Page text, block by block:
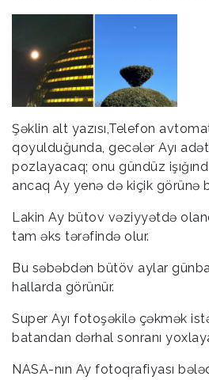
Şəklin alt yazısı,Telefon
qoyulduğunda, gecələr Ayı
pozlayacaq; onu gündüz
ancaq Ay yenə də kiçik görünə
Lakin Ay bütov vəziyyətdə
tam əks tərəfində olur.
Bu səbəbdən bütöv aylar
hallarda görünür.
Super Ayı fotoşəkilə çəkmək
batandan dərhal sonranı
NASA-nın Ay fotoqrafiyası